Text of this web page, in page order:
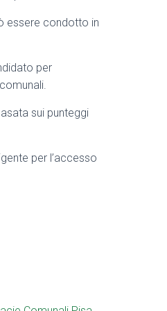
essere condotto in
per
sui punteggi
per l’accesso